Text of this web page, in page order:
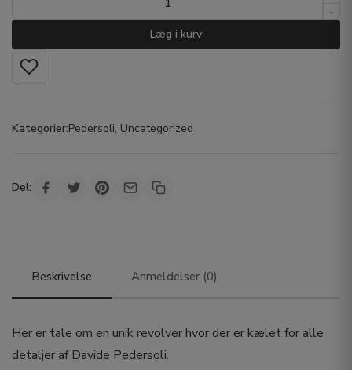
Læg i kurv
Kategorier:Pedersoli, Uncategorized
Del:
Beskrivelse Anmeldelser (0)
Her er tale om en unik revolver hvor der er kælet for alle
detaljer af Davide Pedersoli.